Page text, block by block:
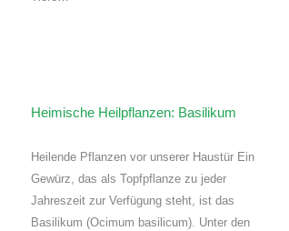
Heimische Heilpflanzen: Basilikum
Heilende Pflanzen vor unserer Haustür Ein
Gewürz, das als Topfpflanze zu jeder
Jahreszeit zur Verfügung steht, ist das
Basilikum (Ocimum basilicum). Unter den